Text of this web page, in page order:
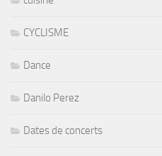
CYCLISME
Dance
Danilo Perez
Dates de concerts